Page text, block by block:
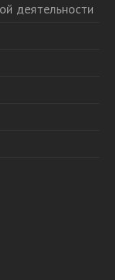
деятельности